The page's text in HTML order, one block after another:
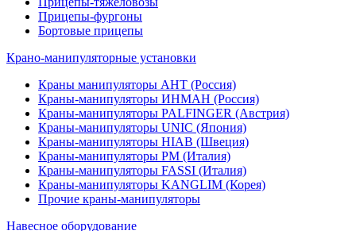
Прицепы-фургоны
Бортовые прицепы
Крано-манипуляторные установки
Краны манипуляторы АНТ (Россия)
Краны-манипуляторы ИНМАН (Россия)
Краны-манипуляторы PALFINGER (Австрия)
Краны-манипуляторы UNIC (Япония)
Краны-манипуляторы HIAB (Швеция)
Краны-манипуляторы PM (Италия)
Краны-манипуляторы FASSI (Италия)
Краны-манипуляторы KANGLIM (Корея)
Прочие краны-манипуляторы
Навесное оборудование